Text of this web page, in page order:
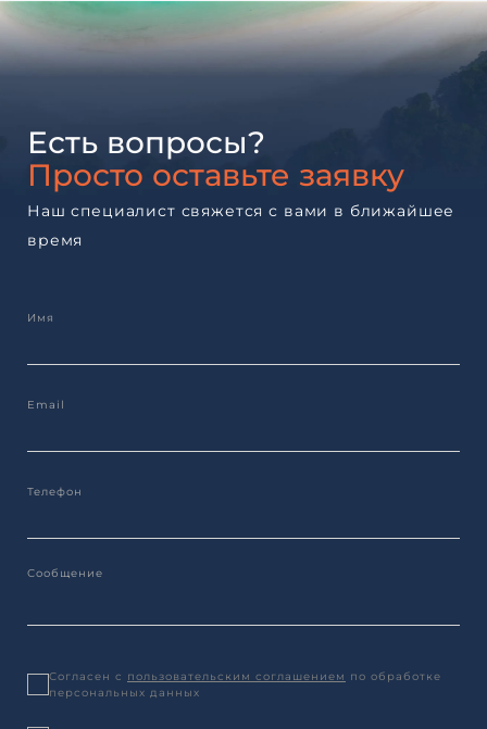
Есть вопросы?
Просто оставьте заявку
Наш специалист свяжется с вами в ближайшее
время
Согласен с пользовательским соглашением по обработке
персональных данных